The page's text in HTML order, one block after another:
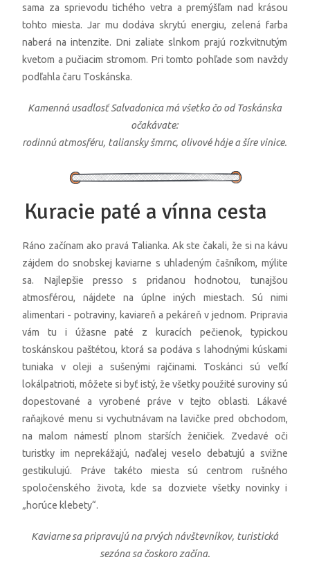
sama za sprievodu tichého vetra a premýšľam nad krásou
tohto miesta. Jar mu dodáva skrytú energiu, zelená farba
naberá na intenzite. Dni zaliate slnkom prajú rozkvitnutým
kvetom a pučiacim stromom. Pri tomto pohľade som navždy
podľahla čaru Toskánska.
Kamenná usadlosť Salvadonica má všetko čo od Toskánska
očakávate:
rodinnú atmosféru, taliansky šmrnc, olivové háje a šíre vinice.
Kuracie paté a vínna cesta
Ráno začínam ako pravá Talianka. Ak ste čakali, že si na kávu
zájdem do snobskej kaviarne s uhladeným čašníkom, mýlite
sa. Najlepšie presso s pridanou hodnotou, tunajšou
atmosférou, nájdete na úplne iných miestach. Sú nimi
alimentari - potraviny, kaviareň a pekáreň v jednom. Pripravia
vám tu i úžasne paté z kuracích pečienok, typickou
toskánskou paštétou, ktorá sa podáva s lahodnými kúskami
tuniaka v oleji a sušenými rajčinami. Toskánci sú veľkí
lokálpatrioti, môžete si byť istý, že všetky použité suroviny sú
dopestované a vyrobené práve v tejto oblasti. Lákavé
raňajkové menu si vychutnávam na lavičke pred obchodom,
na malom námestí plnom starších ženičiek. Zvedavé oči
turistky im neprekážajú, naďalej veselo debatujú a svižne
gestikulujú. Práve takéto miesta sú centrom rušného
spoločenského života, kde sa dozviete všetky novinky i
„horúce klebety“.
Kaviarne sa pripravujú na prvých návštevníkov, turistická
sezóna sa čoskoro začína.